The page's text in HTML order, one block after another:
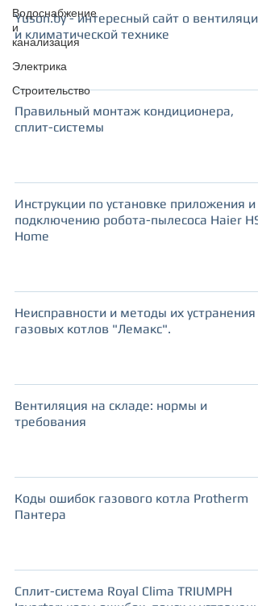
Водоснабжение
и
канализация
Электрика
Строительство
Yuson.by - интересный сайт о вентиляции
и климатической технике
Правильный монтаж кондиционера,
сплит-системы
Инструкции по установке приложения и
подключению робота-пылесоса Haier
Home
Неисправности и методы их устранения
газовых котлов "Лемакс".
Вентиляция на складе: нормы и
требования
Коды ошибок газового котла Protherm
Пантера
Сплит-система Royal Clima TRIUMPH